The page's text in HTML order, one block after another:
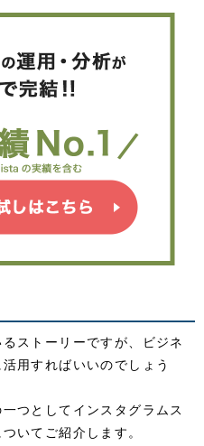
ストーリーですが、ビジネ
用すればいいのでしょう
つとしてインスタグラムス
いてご紹介します。